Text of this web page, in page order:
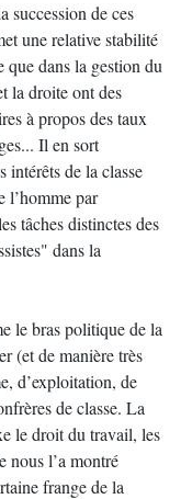
succession de ces
une relative stabilité
que dans la gestion du
la droite ont des
à propos des taux
Il en sort
intérêts de la classe
l’homme par
tâches distinctes des
dans la
le bras politique de la
(et de manière très
d’exploitation, de
de classe. La
le droit du travail, les
nous l’a montré
frange de la